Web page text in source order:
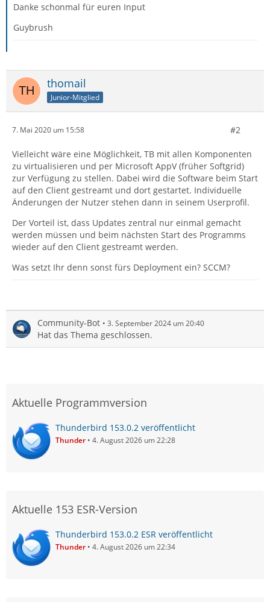
Danke schonmal für euren Input
Guybrush
thomail
Junior-Mitglied
7. Mai 2020 um 15:58 #2
Vielleicht wäre eine Möglichkeit, TB mit allen Komponenten
zu virtualisieren und per Microsoft AppV (früher Softgrid)
zur Verfügung zu stellen. Dabei wird die Software beim Start
auf den Client gestreamt und dort gestartet. Individuelle
Änderungen der Nutzer stehen dann in seinem Userprofil.
Der Vorteil ist, dass Updates zentral nur einmal gemacht
werden müssen und beim nächsten Start des Programms
wieder auf den Client gestreamt werden.
Was setzt Ihr denn sonst fürs Deployment ein? SCCM?
Community-Bot 3. September 2024 um 20:40
Hat das Thema geschlossen.
Aktuelle Programmversion
Thunderbird 153.0.2 veröffentlicht
Thunder 4. August 2026 um 22:28
Aktuelle 153 ESR-Version
Thunderbird 153.0.2 ESR veröffentlicht
Thunder 4. August 2026 um 22:34